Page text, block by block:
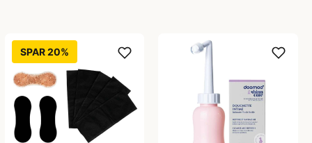
SPAR 20%